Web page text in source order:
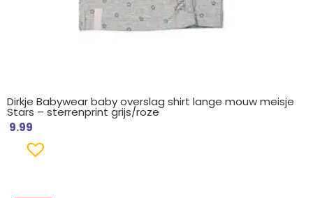
Dirkje Babywear baby overslag shirt lange mouw meisje
Stars – sterrenprint grijs/roze
9.99